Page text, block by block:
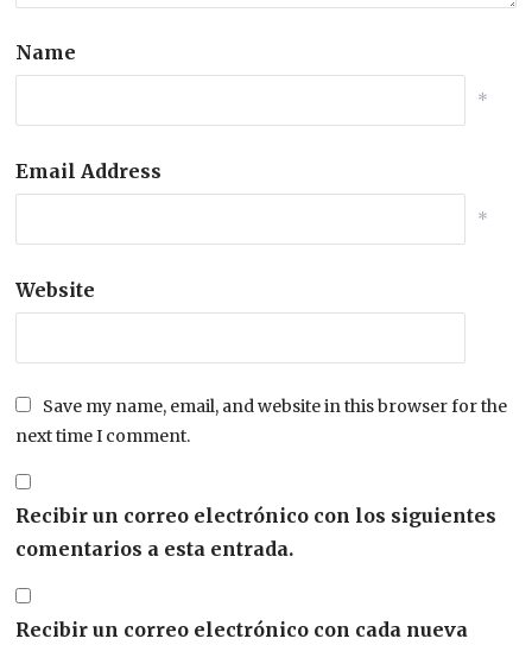
Name
*
Email Address
*
Website
Save my name, email, and website in this browser for the
next time I comment.
Recibir un correo electrónico con los siguientes
comentarios a esta entrada.
Recibir un correo electrónico con cada nueva